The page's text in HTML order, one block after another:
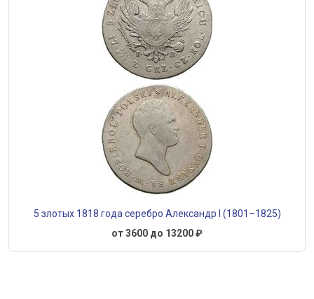
5 злотых 1818 года серебро Александр I (1801–1825)
от 3600 до 13200 ₽